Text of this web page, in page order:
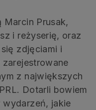
Marcin Prusak,
i reżyserię, oraz
zdjęciami i
z największych
Dotarli bowiem
jakie